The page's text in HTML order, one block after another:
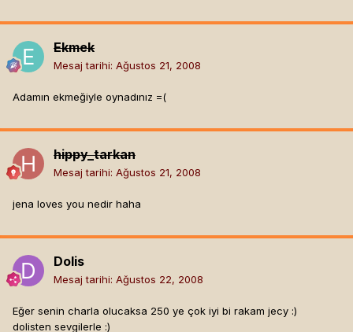
Ekmek
Mesaj tarihi: Ağustos 21, 2008
Adamın ekmeğiyle oynadınız =(
hippy_tarkan
Mesaj tarihi: Ağustos 21, 2008
jena loves you nedir haha
Dolis
Mesaj tarihi: Ağustos 22, 2008
Eğer senin charla olucaksa 250 ye çok iyi bi rakam jecy :)
dolisten sevgilerle :)